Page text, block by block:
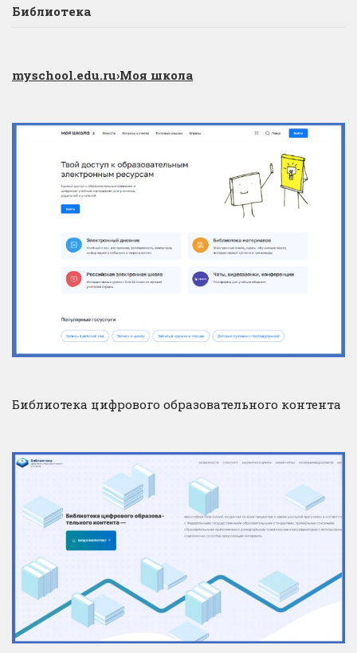
Библиотека
myschool.edu.ru›Моя школа
Библиотека цифрового образовательного контента